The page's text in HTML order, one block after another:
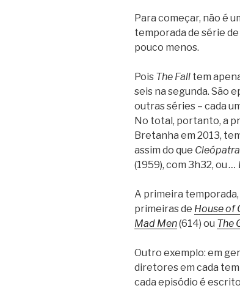
Para começar, não é
temporada de série de
pouco menos.
Pois The Fall tem
seis na segunda. São
outras séries – cada
No total, portanto, a
Bretanha em 2013,
assim do que Cleópatra
(1959), com 3h32, ou…
A primeira
primeiras de House of
Mad Men(614) ou The
Outro exemplo: em
diretores em cada
cada episódio é